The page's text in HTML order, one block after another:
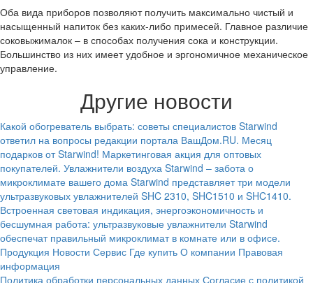
Оба вида приборов позволяют получить максимально чистый и
насыщенный напиток без каких-либо примесей. Главное различие
соковыжималок – в способах получения сока и конструкции.
Большинство из них имеет удобное и эргономичное механическое
управление.
Другие новости
Какой обогреватель выбрать: советы специалистов Starwind
ответил на вопросы редакции портала ВашДом.RU. Месяц
подарков от Starwind! Маркетинговая акция для оптовых
покупателей. Увлажнители воздуха Starwind – забота о
микроклимате вашего дома Starwind представляет три модели
ультразвуковых увлажнителей SHC 2310, SHC1510 и SHC1410.
Встроенная световая индикация, энергоэкономичность и
бесшумная работа: ультразвуковые увлажнители Starwind
обеспечат правильный микроклимат в комнате или в офисе.
Продукция Новости Сервис Где купить О компании Правовая
информация
Политика обработки персональных данных Согласие с политикой